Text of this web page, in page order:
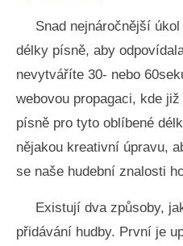
Snad nejnáročnější
délky písně, aby
nevytváříte 30- nebo
webovou propagaci, kde
písně pro tyto oblíbené
nějakou kreativní úpravu,
se naše hudební znalosti
Existují dva způsoby,
přidávání hudby. První je